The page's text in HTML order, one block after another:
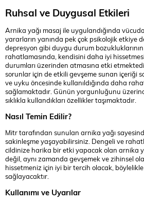
Ruhsal ve Duygusal Etkileri
Arnika yağı masaj ile uygulandığında
yararların yanında pek çok psikolojik etkiye
depresyon gibi duygu durum
rahatlamasında, kendisini daha iyi
durumları üzerinden atmasına etki
sorunlar için de etkili gevşeme sunan içeriği
ve uyku öncesinde kullanıldığında daha
sağlamaktadır. Günün yorgunluğunu
sıklıkla kullandıkları özellikler taşımaktadır.
Nasıl Temin Edilir?
Mitr tarafından sunulan arnika yağı
sakinleşme yaşayabilirsiniz. Dengeli ve
cildinize harika bir etki yapacak olan arnika
değil, aynı zamanda gevşemek ve zihinsel
hissetmeniz için iyi bir tercih olacak, böylelikle
sağlayacaktır.
Kullanımı ve Uyarılar